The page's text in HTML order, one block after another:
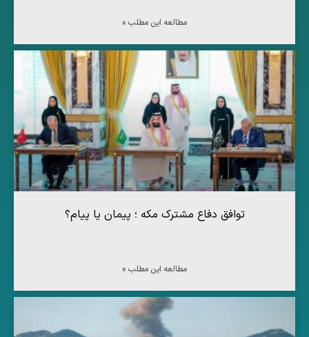
مطالعه این مطلب »
توافق دفاع مشترک مکه ؛ پیمان یا پیام؟
مطالعه این مطلب »